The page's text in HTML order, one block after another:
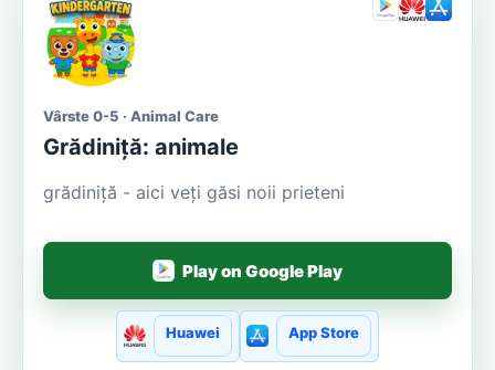
Vârste 0-5 · Animal Care
Grădiniță: animale
grădiniță - aici veți găsi noii prieteni
Play on Google Play
Huawei App Store